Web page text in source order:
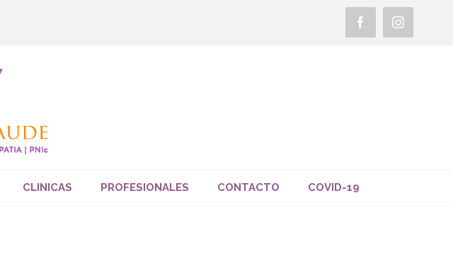
Facebook
CLINICAS PROFESIONALES CONTACTO COVID-19